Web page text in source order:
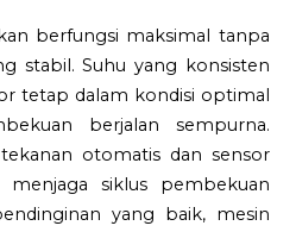
berfungsi maksimal tanpa
stabil. Suhu yang konsisten
tetap dalam kondisi optimal
berjalan sempurna.
otomatis dan sensor
siklus pembekuan
yang baik, mesin